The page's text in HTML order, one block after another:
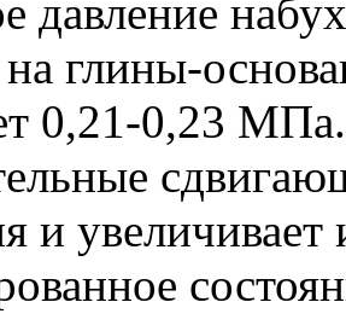
давление
на глины-
0,21-0,23
и